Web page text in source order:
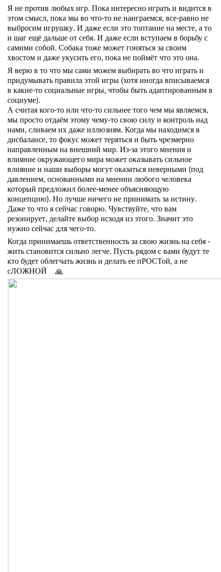
Я не против любых игр. Пока интересно играть и видится в
этом смысл, пока мы во что-то не наиграемся, все-равно не
выбросим игрушку. И даже если это топтание на месте, а то
и шаг ещё дальше от себя. И даже если вступаем в борьбу с
самими собой. Собака тоже может гоняться за своим
хвостом и даже укусить его, пока не поймёт что это она.
Я верю в то что мы сами можем выбирать во что играть и
придумывать правила этой игры (хотя иногда вписываемся
в какие-то социальные игры, чтобы быть адаптированным в
социуме).
А считая кого-то или что-то сильнее того чем мы являемся,
мы просто отдаём этому чему-то свою силу и контроль над
нами, сливаем их даже иллюзиям. Когда мы находимся в
дисбалансе, то фокус может теряться и быть чрезмерно
направленным на внешний мир. Из-за этого мнения и
влияние окружающего мира может оказывать сильное
влияние и наши выборы могут оказаться неверными (под
давлением, основанными на мнении любого человека
который предложил более-менее объясняющую
концепцию). Но лучше ничего не принимать за истину.
Даже то что я сейчас говорю. Чувствуйте, что вам
резонирует, делайте выбор исходя из этого. Значит это
нужно сейчас для чего-то.
Когда принимаешь ответственность за свою жизнь на себя -
жить становится сильно легче. Пусть рядом с вами будут те
кто будет облегчать жизнь и делать ее пРОСТой, а не
сЛОЖНОЙ
🙏